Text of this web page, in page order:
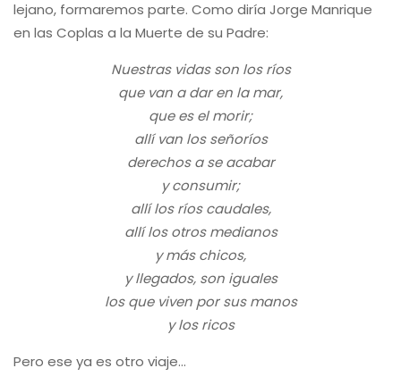
lejano, formaremos parte. Como diría Jorge Manrique
en las Coplas a la Muerte de su Padre:
Nuestras vidas son los ríos
que van a dar en la mar,
que es el morir;
allí van los señoríos
derechos a se acabar
y consumir;
allí los ríos caudales,
allí los otros medianos
y más chicos,
y llegados, son iguales
los que viven por sus manos
y los ricos
Pero ese ya es otro viaje…